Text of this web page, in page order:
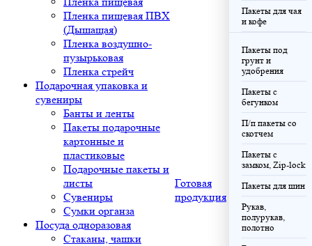
Пленка пищевая ПВХ
(Дышащая)
Пленка воздушно-
пузырьковая
Пленка стрейч
Подарочная упаковка и
сувениры
Банты и ленты
Пакеты подарочные
картонные и
пластиковые
Подарочные пакеты и
листы
Сувениры
Сумки органза
Посуда одноразовая
Стаканы, чашки
Готовая
продукция
Пакеты для чая
и кофе
Пакеты под
грунт и
удобрения
Пакеты с
бегунком
П/п пакеты со
скотчем
Пакеты с
замком, Zip-lock
Пакеты для шин
Рукав,
полурукав,
полотно